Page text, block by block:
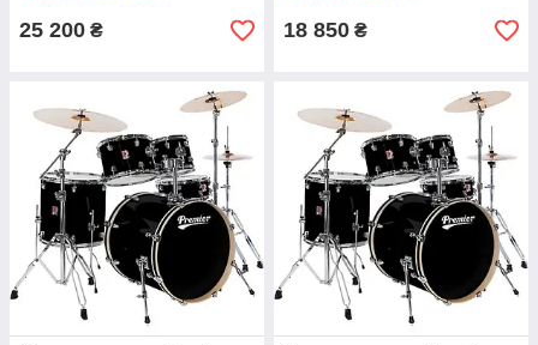
25 200 ₴ 18 850 ₴